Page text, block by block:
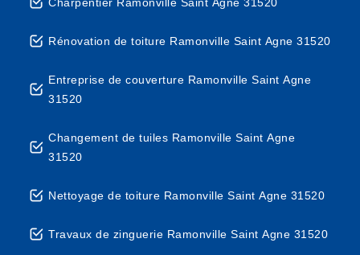
Rénovation de toiture Ramonville Saint Agne 31520
Entreprise de couverture Ramonville Saint Agne
31520
Changement de tuiles Ramonville Saint Agne
31520
Nettoyage de toiture Ramonville Saint Agne 31520
Travaux de zinguerie Ramonville Saint Agne 31520